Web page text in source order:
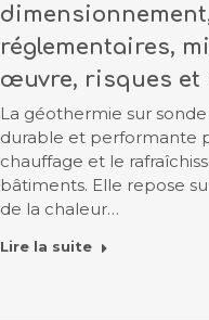
réglementaires,
œuvre, risques et
La géothermie sur
durable et performante
chauffage et le
bâtiments. Elle repose
de la chaleur…
Lire la suite